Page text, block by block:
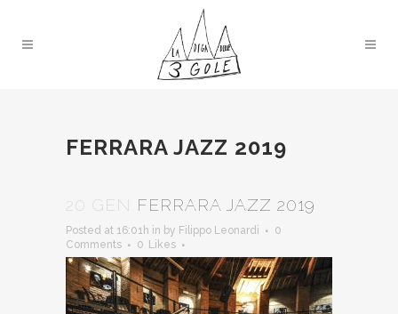
FERRARA JAZZ 2019
20 GEN FERRARA JAZZ 2019
Posted at 16:01h in by Filippo Leonardi
0
Comments
0 Likes